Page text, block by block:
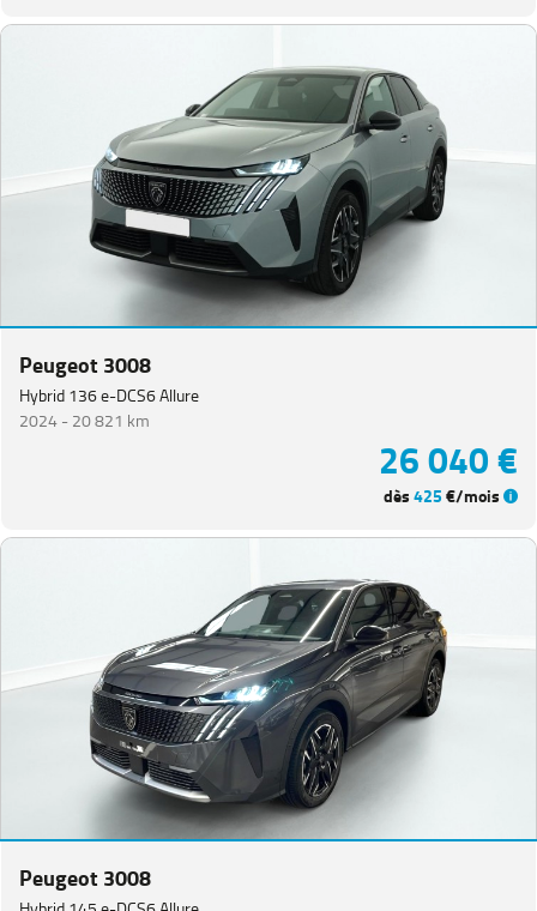
Peugeot 3008
Hybrid 136 e-DCS6 Allure
2024 -20 821 km
26 040 €
dès425€/mois
Peugeot 3008